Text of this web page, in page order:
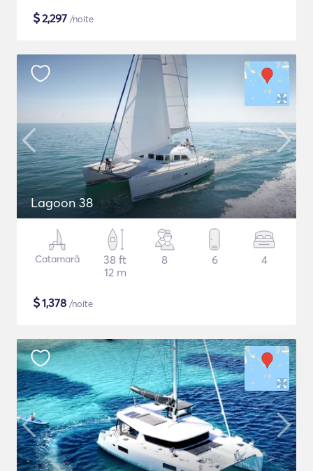
$2,297 /noite
Lagoon 38
Catamarã
38 ft
12 m
8 6 4
$1,378 /noite